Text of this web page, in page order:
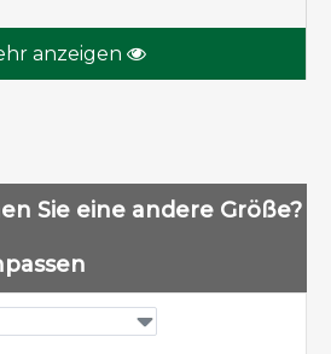
anzeigen
Sie eine andere Größe?